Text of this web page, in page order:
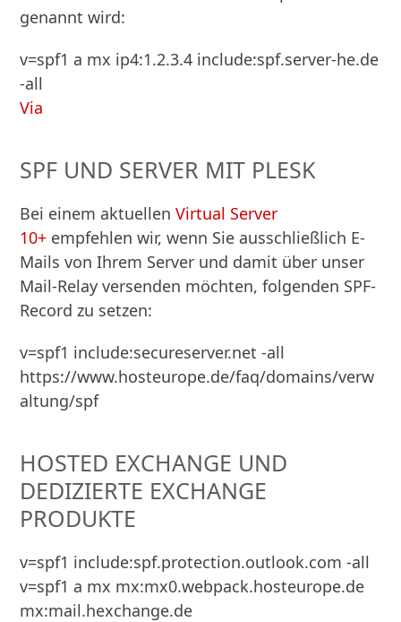
genannt wird:
v=spf1 a mx ip4:1.2.3.4 include:spf.server-he.de
-all
Via
SPF UND SERVER MIT PLESK
Bei einem aktuellenVirtual Server
10+ empfehlen wir, wenn Sie ausschließlich E-
Mails von Ihrem Server und damit über unser
Mail-Relay versenden möchten, folgenden SPF-
Record zu setzen:
v=spf1 include:secureserver.net -all
https://www.hosteurope.de/faq/domains/verw
altung/spf
HOSTED EXCHANGE UND
DEDIZIERTE EXCHANGE
PRODUKTE
v=spf1 include:spf.protection.outlook.com -all
v=spf1 a mx mx:mx0.webpack.hosteurope.de
mx:mail.hexchange.de